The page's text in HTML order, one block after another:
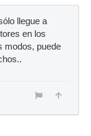
llegue a
en los
modos, puede